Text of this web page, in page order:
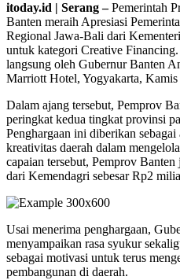
itoday.id | Serang –Pemerintah
Banten meraih Apresiasi
Regional Jawa-Bali dari
untuk kategori Creative
langsung oleh Gubernur Banten
Marriott Hotel, Yogyakarta,
Dalam ajang tersebut, Pemprov
peringkat kedua tingkat provinsi
Penghargaan ini diberikan sebagai
kreativitas daerah dalam
capaian tersebut, Pemprov
dari Kemendagri sebesar Rp2
Usai menerima penghargaan,
menyampaikan rasa syukur
sebagai motivasi untuk terus
pembangunan di daerah.